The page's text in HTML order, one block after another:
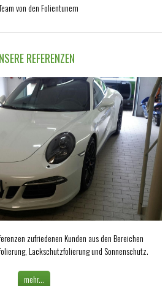
von den Folientunern
REFERENZEN
zufriedenen Kunden aus den Bereichen
Lackschutzfolierung und Sonnenschutz.
mehr...